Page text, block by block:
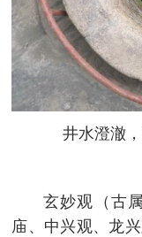
井水澄澈
玄妙观（古
庙、中兴观、龙